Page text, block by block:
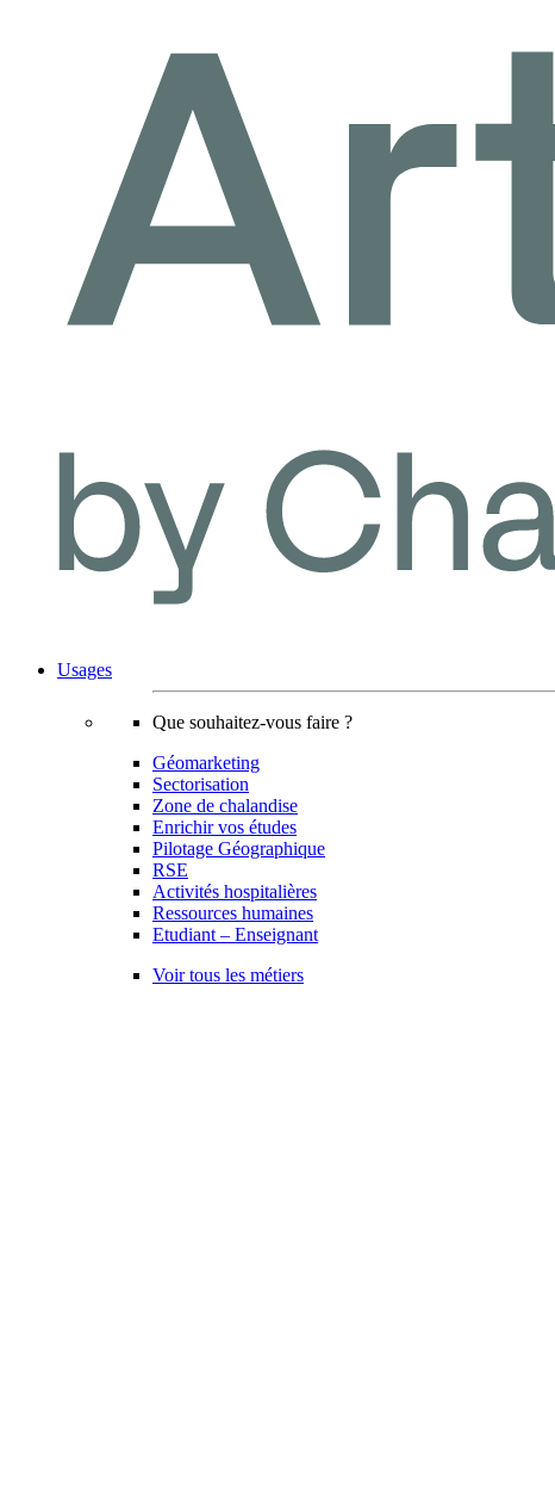
Usages
Que souhaitez-vous faire ?
Géomarketing
Sectorisation
Zone de chalandise
Enrichir vos études
Pilotage Géographique
RSE
Activités hospitalières
Ressources humaines
Etudiant – Enseignant
Voir tous les métiers